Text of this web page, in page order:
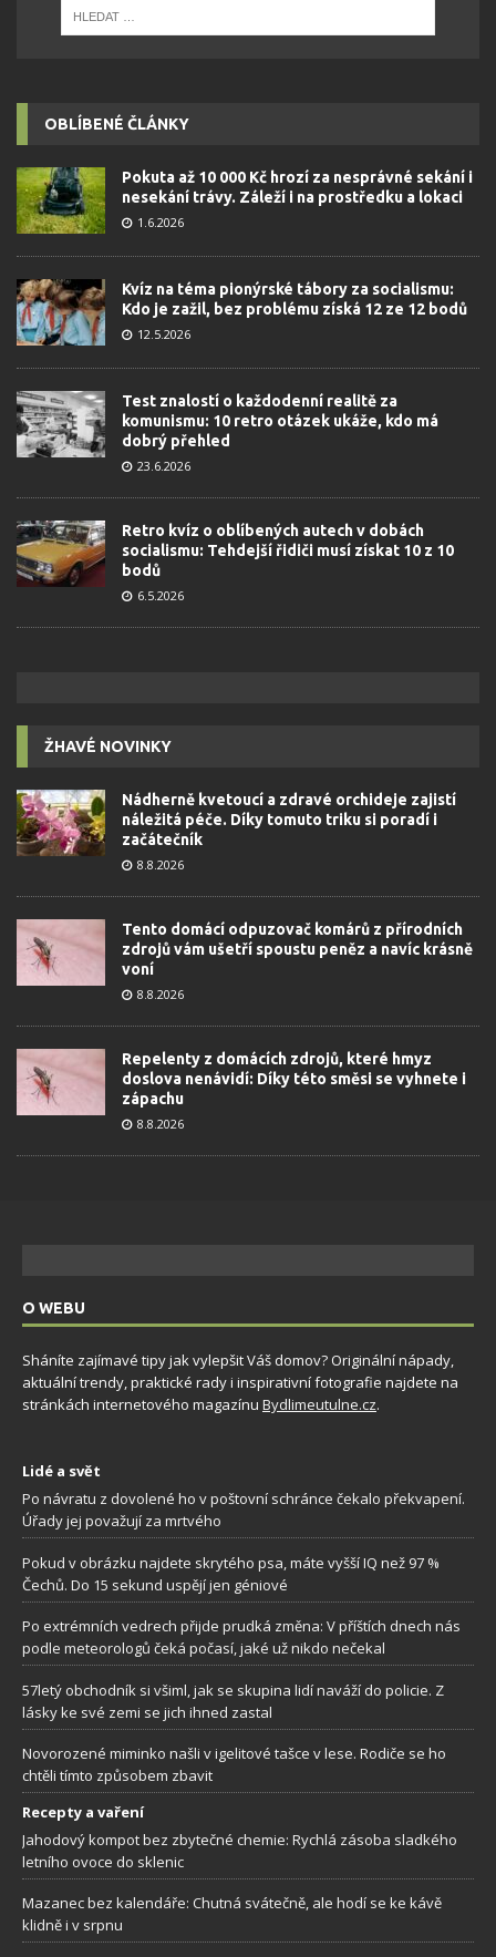
OBLÍBENÉ ČLÁNKY
Pokuta až 10 000 Kč hrozí za nesprávné sekání i
nesekání trávy. Záleží i na prostředku a lokaci
1.6.2026
Kvíz na téma pionýrské tábory za socialismu:
Kdo je zažil, bez problému získá 12 ze 12 bodů
12.5.2026
Test znalostí o každodenní realitě za
komunismu: 10 retro otázek ukáže, kdo má
dobrý přehled
23.6.2026
Retro kvíz o oblíbených autech v dobách
socialismu: Tehdejší řidiči musí získat 10 z 10
bodů
6.5.2026
ŽHAVÉ NOVINKY
Nádherně kvetoucí a zdravé orchideje zajistí
náležitá péče. Díky tomuto triku si poradí i
začátečník
8.8.2026
Tento domácí odpuzovač komárů z přírodních
zdrojů vám ušetří spoustu peněz a navíc krásně
voní
8.8.2026
Repelenty z domácích zdrojů, které hmyz
doslova nenávidí: Díky této směsi se vyhnete i
zápachu
8.8.2026
O WEBU
Sháníte zajímavé tipy jak vylepšit Váš domov? Originální nápady,
aktuální trendy, praktické rady i inspirativní fotografie najdete na
stránkách internetového magazínu Bydlimeutulne.cz.
Lidé a svět
Po návratu z dovolené ho v poštovní schránce čekalo překvapení.
Úřady jej považují za mrtvého
Pokud v obrázku najdete skrytého psa, máte vyšší IQ než 97 %
Čechů. Do 15 sekund uspějí jen géniové
Po extrémních vedrech přijde prudká změna: V příštích dnech nás
podle meteorologů čeká počasí, jaké už nikdo nečekal
57letý obchodník si všiml, jak se skupina lidí naváží do policie. Z
lásky ke své zemi se jich ihned zastal
Novorozené miminko našli v igelitové tašce v lese. Rodiče se ho
chtěli tímto způsobem zbavit
Recepty a vaření
Jahodový kompot bez zbytečné chemie: Rychlá zásoba sladkého
letního ovoce do sklenic
Mazanec bez kalendáře: Chutná svátečně, ale hodí se ke kávě
klidně i v srpnu